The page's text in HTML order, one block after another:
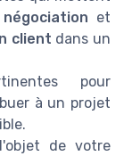
et
client dans un
pour
à un projet
de votre